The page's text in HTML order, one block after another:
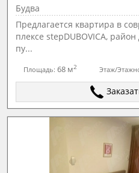
Будва
Предлагается квартира в
плексе stepDUBOVICA,
пу...
Площадь:68 м2 Этаж/